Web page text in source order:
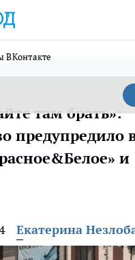
ВКонтакте
там брать»:
предупредило
и
Екатерина